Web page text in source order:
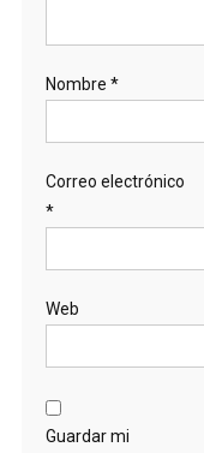
Nombre *
Correo electrónico
*
Web
Guardar mi